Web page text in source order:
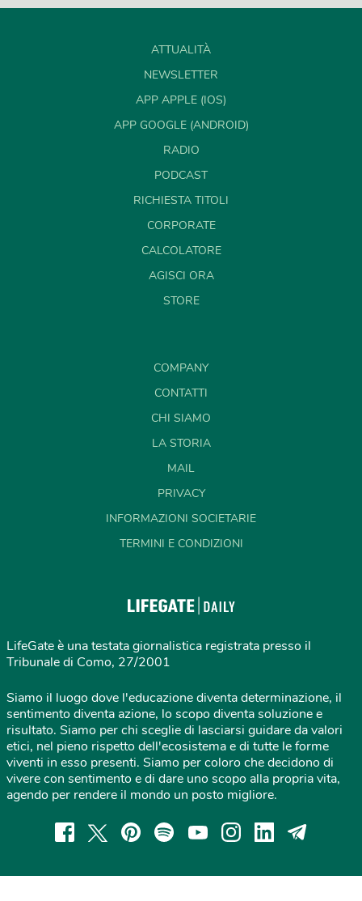
ATTUALITÀ
NEWSLETTER
APP APPLE (IOS)
APP GOOGLE (ANDROID)
RADIO
PODCAST
RICHIESTA TITOLI
CORPORATE
CALCOLATORE
AGISCI ORA
STORE
COMPANY
CONTATTI
CHI SIAMO
LA STORIA
MAIL
PRIVACY
INFORMAZIONI SOCIETARIE
TERMINI E CONDIZIONI
LifeGate è una testata giornalistica registrata presso il
Tribunale di Como, 27/2001
Siamo il luogo dove l'educazione diventa determinazione, il
sentimento diventa azione, lo scopo diventa soluzione e
risultato. Siamo per chi sceglie di lasciarsi guidare da valori
etici, nel pieno rispetto dell'ecosistema e di tutte le forme
viventi in esso presenti. Siamo per coloro che decidono di
vivere con sentimento e di dare uno scopo alla propria vita,
agendo per rendere il mondo un posto migliore.